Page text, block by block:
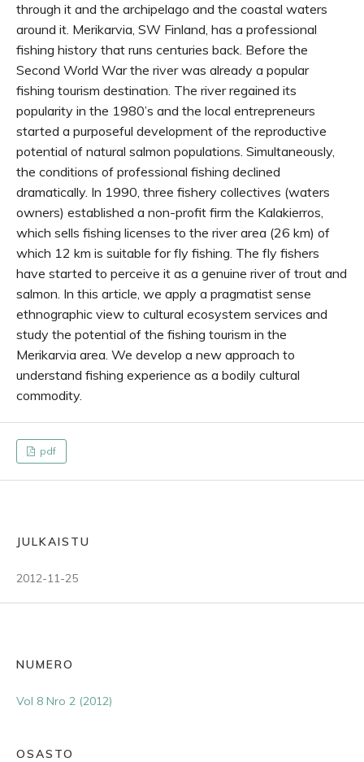
through it and the archipelago and the coastal waters
around it. Merikarvia, SW Finland, has a professional
fishing history that runs centuries back. Before the
Second World War the river was already a popular
fishing tourism destination. The river regained its
popularity in the 1980’s and the local entrepreneurs
started a purposeful development of the reproductive
potential of natural salmon populations. Simultaneously,
the conditions of professional fishing declined
dramatically. In 1990, three fishery collectives (waters
owners) established a non-profit firm the Kalakierros,
which sells fishing licenses to the river area (26 km) of
which 12 km is suitable for fly fishing. The fly fishers
have started to perceive it as a genuine river of trout and
salmon. In this article, we apply a pragmatist sense
ethnographic view to cultural ecosystem services and
study the potential of the fishing tourism in the
Merikarvia area. We develop a new approach to
understand fishing experience as a bodily cultural
commodity.
pdf
JULKAISTU
2012-11-25
NUMERO
Vol 8 Nro 2 (2012)
OSASTO